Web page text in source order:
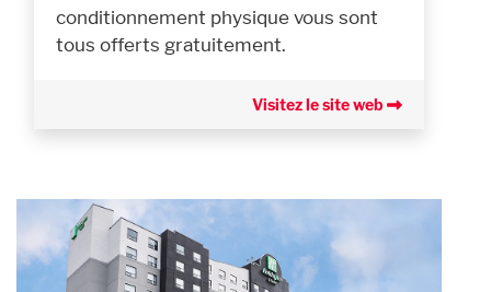
conditionnement physique vous sont
tous offerts gratuitement.
Visitez le site web